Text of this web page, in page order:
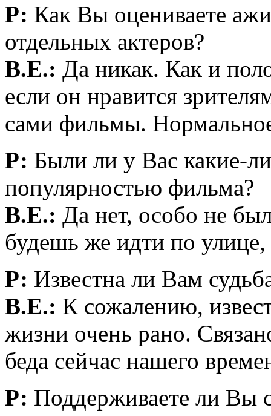
Р: Как Вы оцениваете
отдельных актеров?
В.Е.: Да никак. Как и
если он нравится
сами фильмы.
Р: Были ли у Вас какие-
популярностью фильма?
В.Е.: Да нет, особо не
будешь же идти по улице,
Р: Известна ли Вам
В.Е.: К сожалению,
жизни очень рано.
беда сейчас нашего
Р: Поддерживаете ли Вы